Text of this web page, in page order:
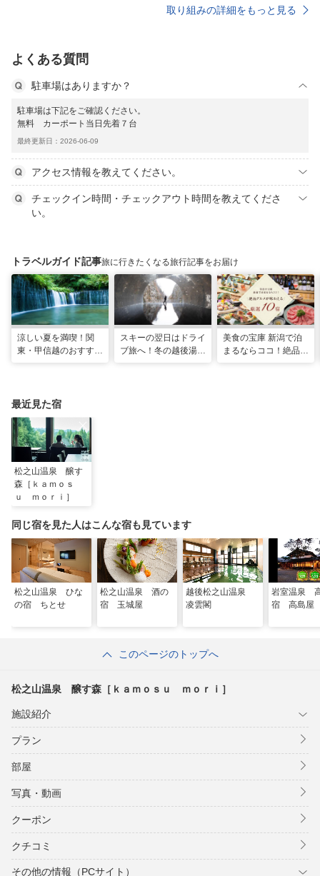
取り組みの詳細をもっと見る
よくある質問
駐車場はありますか？
駐車場は下記をご確認ください。
無料 カーポート当日先着７台
最終更新日：2026-06-09
アクセス情報を教えてください。
チェックイン時間・チェックアウト時間を教えてくださ
い。
トラベルガイド記事旅に行きたくなる旅行記事をお届け
涼しい夏を満喫！関
東・甲信越のおすすめ
スキーの翌日はドライ
ブ旅へ！冬の越後湯沢
美食の宝庫 新潟で泊
まるならココ！絶品グ
最近見た宿
松之山温泉 醸す
森［ｋａｍｏｓ
ｕ ｍｏｒｉ］
同じ宿を見た人はこんな宿も見ています
松之山温泉 ひな
の宿 ちとせ
松之山温泉 酒の
宿 玉城屋
越後松之山温泉
凌雲閣
岩室温泉
宿 高島屋
このページのトップへ
松之山温泉 醸す森［ｋａｍｏｓｕ ｍｏｒｉ］
施設紹介
プラン
部屋
写真・動画
クーポン
クチコミ
その他の情報（PCサイト）